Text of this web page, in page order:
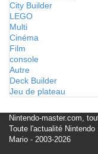
City Builder
LEGO
Multi
Cinéma
Film
console
Autre
Deck Builder
Jeu de plateau
Nintendo-master.com,
Toute l'actualité
Mario - 2003-2026